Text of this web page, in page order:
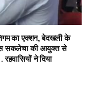
का एक्शन, बेदखली के
सकलेचा की आयुक्त से
ने दिया